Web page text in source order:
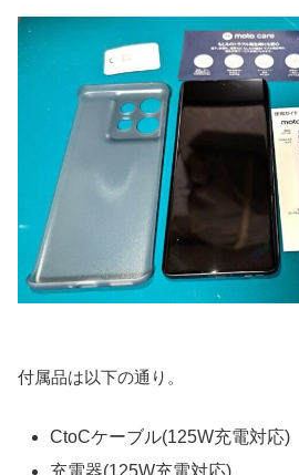
付属品は以下の通り。
CtoCケーブル(125W充電対応)